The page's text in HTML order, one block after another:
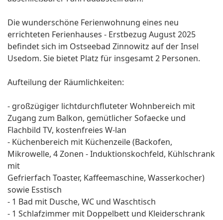
Die wunderschöne Ferienwohnung eines neu
errichteten Ferienhauses - Erstbezug August 2025
befindet sich im Ostseebad Zinnowitz auf der Insel
Usedom. Sie bietet Platz für insgesamt 2 Personen.
Aufteilung der Räumlichkeiten:
- großzügiger lichtdurchfluteter Wohnbereich mit
Zugang zum Balkon, gemütlicher Sofaecke und
Flachbild TV, kostenfreies W-lan
- Küchenbereich mit Küchenzeile (Backofen,
Mikrowelle, 4 Zonen - Induktionskochfeld, Kühlschrank
mit
Gefrierfach Toaster, Kaffeemaschine, Wasserkocher)
sowie Esstisch
- 1 Bad mit Dusche, WC und Waschtisch
- 1 Schlafzimmer mit Doppelbett und Kleiderschrank